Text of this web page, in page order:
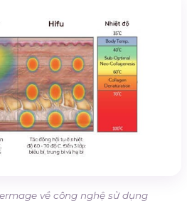
về công nghệ sử dụng